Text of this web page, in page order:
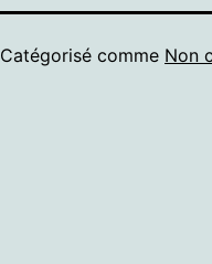
Catégorisé comme Non